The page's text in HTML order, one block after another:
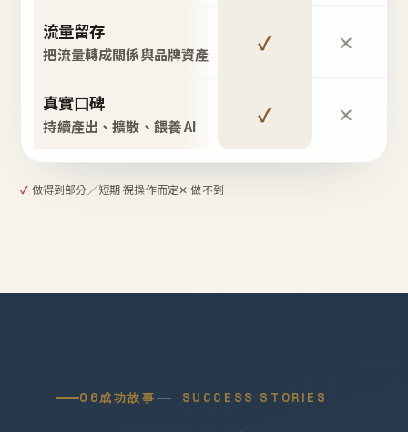
流量留存
把流量轉成關係與品牌資產 ✓ ✕
真實口碑
持續產出、擴散、餵養 AI ✓ ✕
✓ 做得到部分／短期 視操作而定✕ 做不到
06成功故事 SUCCESS STORIES